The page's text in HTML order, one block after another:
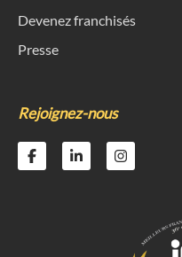
Devenez franchisés
Presse
Rejoignez-nous